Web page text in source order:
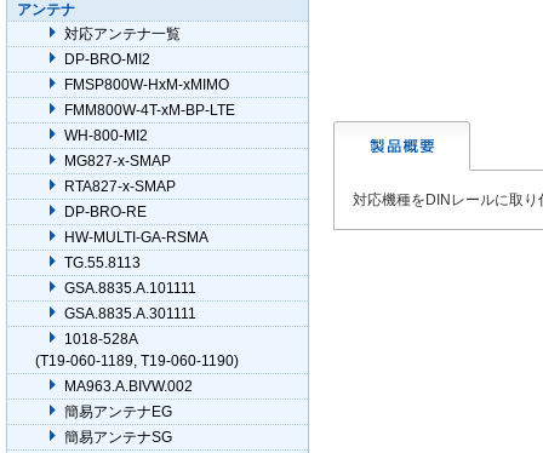
対応機種をDINレールに取
アンテナ
対応アンテナ一覧
DP-BRO-MI2
FMSP800W-HxM-xMIMO
FMM800W-4T-xM-BP-LTE
WH-800-MI2
MG827-x-SMAP
RTA827-x-SMAP
DP-BRO-RE
HW-MULTI-GA-RSMA
TG.55.8113
GSA.8835.A.101111
GSA.8835.A.301111
1018-528A
(T19-060-1189, T19-060-1190)
MA963.A.BIVW.002
簡易アンテナEG
簡易アンテナSG